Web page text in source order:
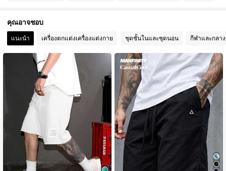
4.72 10K ผู้ติดตาม
คุณอาจชอบ
แนะนำ เครื่องตกแต่งเครื่องแต่งกาย ชุดชั้นในและชุดนอน กีฬาและกลา